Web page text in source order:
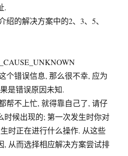
.
的解决方案中的2、3、5、
个错误信息, 那么很不幸, 应为
是错误原因未知.
帮不上忙, 就得靠自己了, 请仔
时候出现的; 第一次发生时你对
时正在进行什么操作. 从这些
, 从而选择相应解决方案尝试排